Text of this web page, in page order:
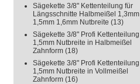
Sägekette 3/8" Kettenteilung für
Längsschnitte Halbmeißel 1,3mm
1,5mm 1,6mm Nutbreite (13)
Sägekette 3/8" Profi Kettenteilung
1,5mm Nutbreite in Halbmeißel
Zahnform (18)
Sägekette 3/8" Profi Kettenteilung
1,5mm Nutbreite in Vollmeißel
Zahnform (16)